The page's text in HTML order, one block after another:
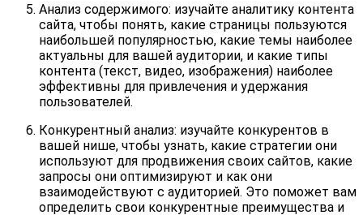
Анализ содержимого: изучайте аналитику контента
сайта, чтобы понять, какие страницы пользуются
наибольшей популярностью, какие темы наиболее
актуальны для вашей аудитории, и какие типы
контента (текст, видео, изображения) наиболее
эффективны для привлечения и удержания
пользователей.
Конкурентный анализ: изучайте конкурентов в
вашей нише, чтобы узнать, какие стратегии они
используют для продвижения своих сайтов, какие
запросы они оптимизируют и как они
взаимодействуют с аудиторией. Это поможет вам
определить свои конкурентные преимущества и